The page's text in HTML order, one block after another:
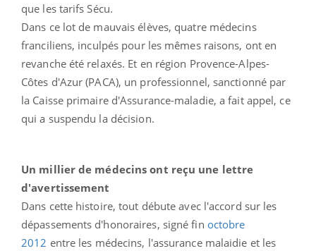
que les tarifs Sécu.
Dans ce lot de mauvais élèves, quatre médecins
franciliens, inculpés pour les mêmes raisons, ont en
revanche été relaxés. Et en région Provence-Alpes-
Côtes d'Azur (PACA), un professionnel, sanctionné par
la Caisse primaire d'Assurance-maladie, a fait appel, ce
qui a suspendu la décision.
Un millier de médecins ont reçu une lettre
d'avertissement
Dans cette histoire, tout débute avec l'accord sur les
dépassements d'honoraires, signé fin octobre
2012 entre les médecins, l'assurance malaidie et les